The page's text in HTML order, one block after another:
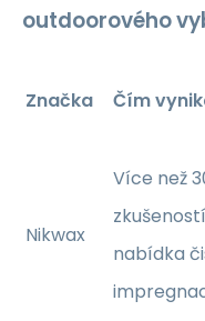
outdoorového
Značka Čím
Nikwax
Více než
nabídka